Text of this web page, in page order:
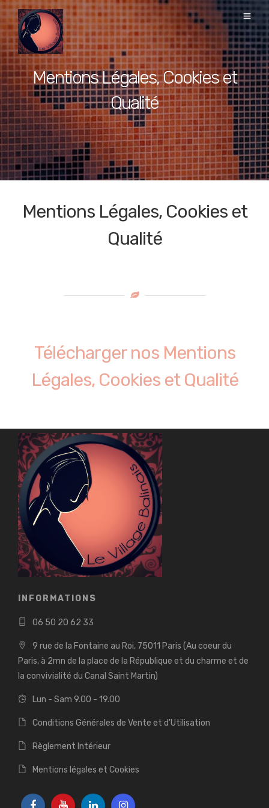
Mentions Légales, Cookies et
Qualité
Mentions Légales, Cookies et
Qualité
Télécharger nos Mentions
Légales, Cookies et Qualité
INFORMATIONS
06 50 20 62 33
9 rue de la Fontaine au Roi, 75011 Paris (Au coeur du
Paris, à 2mn de la place de la République et du charme et de
la convivialité du Canal Saint Martin)
Lun - Sam 9.00 - 19.00
Conditions Générales de Vente et d'Utilisation
Règlement Intérieur
Mentions légales et Cookies